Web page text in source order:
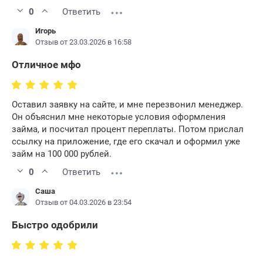
0
Ответить
Игорь
Отзыв от 23.03.2026 в 16:58
Отличное мфо
Оставил заявку на сайте, и мне перезвонил менеджер.
Он объяснил мне некоторые условия оформления
займа, и посчитал процент переплаты. Потом прислал
ссылку на приложение, где его скачал и оформил уже
займ на 100 000 рублей.
0
Ответить
Саша
Отзыв от 04.03.2026 в 23:54
Быстро одобрили